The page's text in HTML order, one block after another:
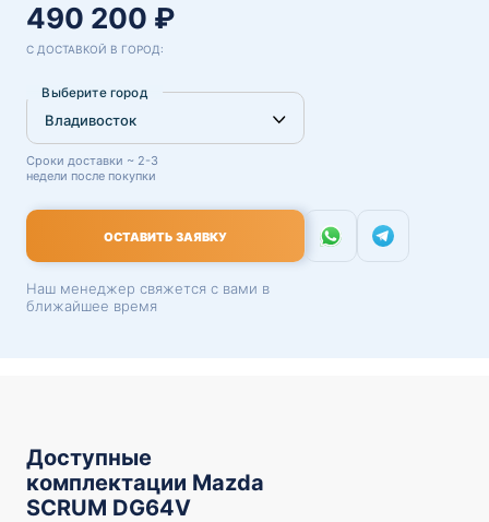
490 200 ₽
С ДОСТАВКОЙ В ГОРОД:
Выберите город
Сроки доставки ~ 2-3
недели после покупки
ОСТАВИТЬ ЗАЯВКУ
Наш менеджер свяжется с вами в
ближайшее время
Доступные
комплектации Mazda
SCRUM DG64V